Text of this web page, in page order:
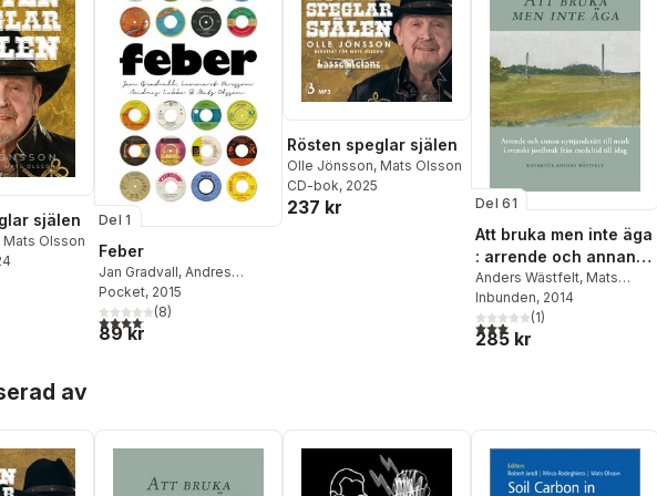
själen
Mats Olsson
Totalt antal röster:
Del 1
Feber
Jan Gradvall, Andres
Lokko,Mats Olsson
Lennart Persson
Pocket, 2015
4,1utav 5 stjärnor. Totalt antal röster:
(8)
89 kr
Rösten speglar själen
Olle Jönsson, Mats Olsson
CD-bok, 2025
237 kr Del 61
Att bruka men inte äga
: arrende och annan
nyttjanderätt till mark i
svenskt jordbruk från
medeltid till idag
Anders Wästfelt, Mats
Morell,Mauritz Bäärnhielm
Jonas Lindström
Olsson,Göran Ulväng
Hans Andersson
Nelson,Filip Herlitz,Benny
Inbunden, 2014
3,0utav 5 stjärnor. Totalt
(1)
285 kr
av